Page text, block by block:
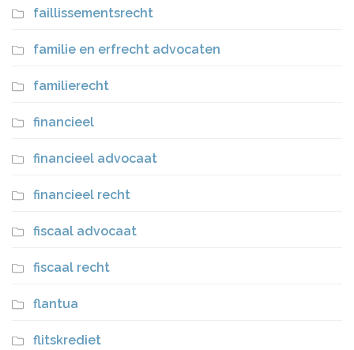
faillissementsrecht
familie en erfrecht advocaten
familierecht
financieel
financieel advocaat
financieel recht
fiscaal advocaat
fiscaal recht
flantua
flitskrediet